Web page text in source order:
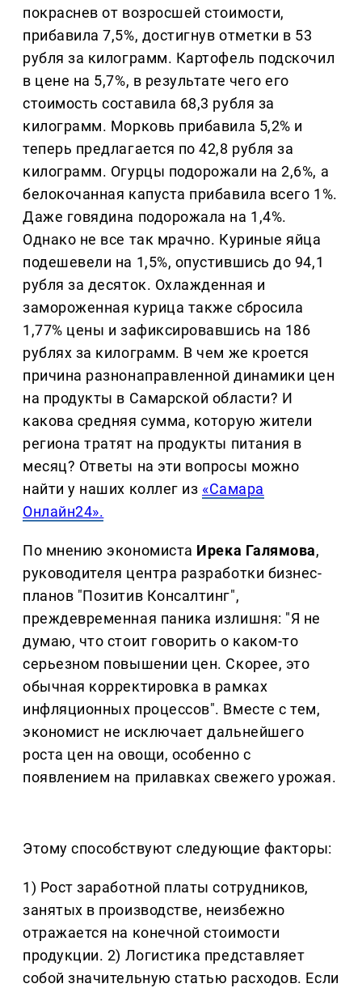
покраснев от возросшей стоимости,
прибавила 7,5%, достигнув отметки в 53
рубля за килограмм. Картофель подскочил
в цене на 5,7%, в результате чего его
стоимость составила 68,3 рубля за
килограмм. Морковь прибавила 5,2% и
теперь предлагается по 42,8 рубля за
килограмм. Огурцы подорожали на 2,6%, а
белокочанная капуста прибавила всего 1%.
Даже говядина подорожала на 1,4%.
Однако не все так мрачно. Куриные яйца
подешевели на 1,5%, опустившись до 94,1
рубля за десяток. Охлажденная и
замороженная курица также сбросила
1,77% цены и зафиксировавшись на 186
рублях за килограмм. В чем же кроется
причина разнонаправленной динамики цен
на продукты в Самарской области? И
какова средняя сумма, которую жители
региона тратят на продукты питания в
месяц? Ответы на эти вопросы можно
найти у наших коллег из «Самара
Онлайн24».
По мнению экономиста Ирека Галямова,
руководителя центра разработки бизнес-
планов "Позитив Консалтинг",
преждевременная паника излишня: "Я не
думаю, что стоит говорить о каком-то
серьезном повышении цен. Скорее, это
обычная корректировка в рамках
инфляционных процессов". Вместе с тем,
экономист не исключает дальнейшего
роста цен на овощи, особенно с
появлением на прилавках свежего урожая.
Этому способствуют следующие факторы:
1) Рост заработной платы сотрудников,
занятых в производстве, неизбежно
отражается на конечной стоимости
продукции. 2) Логистика представляет
собой значительную статью расходов. Если